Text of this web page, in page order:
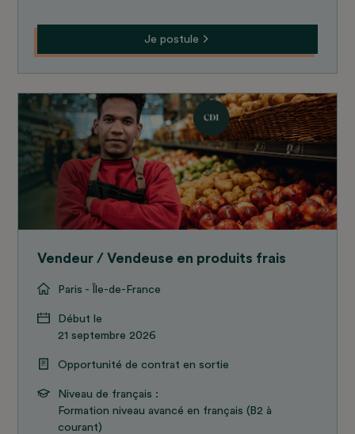
Je postule
Vendeur / Vendeuse en produits frais
Paris - Île-de-France
Début le
21 septembre 2026
Opportunité de contrat en sortie
Niveau de français :
Formation niveau avancé en français (B2 à
courant)